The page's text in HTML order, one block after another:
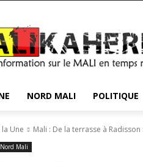
NORD MALI POLITIQUE
la Une Mali : De la terrasse à Radisson
Nord Mali